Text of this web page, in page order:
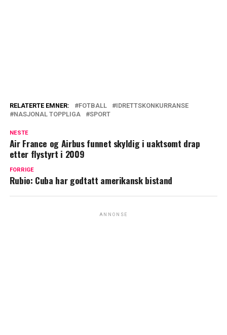
RELATERTE EMNER: FOTBALL
IDRETTSKONKURRANSE
NASJONAL TOPPLIGA
SPORT
NESTE
Air France og Airbus funnet skyldig i uaktsomt drap
etter flystyrt i 2009
FORRIGE
Rubio: Cuba har godtatt amerikansk bistand
ANNONSE